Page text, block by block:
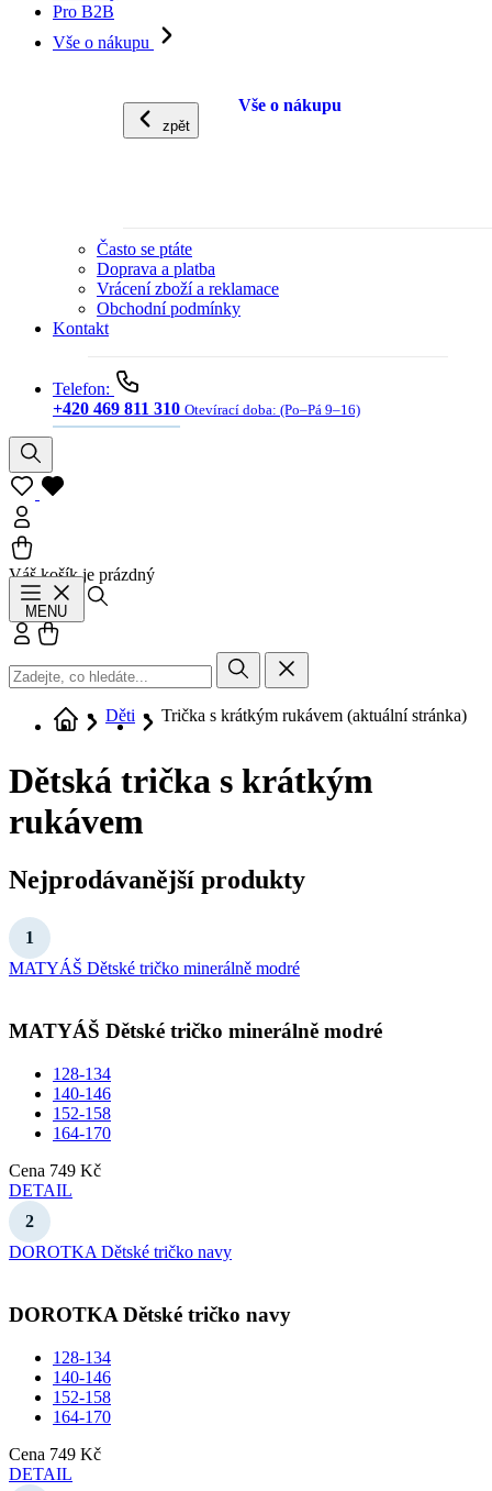
Pro B2B
Vše o nákupu
zpět
Vše o nákupu
Často se ptáte
Doprava a platba
Vrácení zboží a reklamace
Obchodní podmínky
Kontakt
Telefon:
+420 469 811 310 Otevírací doba: (Po–Pá 9–16)
Váš košík je prázdný
MENU
Přihlásit se
Děti Trička s krátkým rukávem (aktuální stránka)
Dětská trička s krátkým
rukávem
Nejprodávanější produkty
MATYÁŠ Dětské tričko minerálně modré
MATYÁŠ Dětské tričko minerálně modré
128-134
140-146
152-158
164-170
Cena 749 Kč
DETAIL
DOROTKA Dětské tričko navy
DOROTKA Dětské tričko navy
128-134
140-146
152-158
164-170
Cena 749 Kč
DETAIL